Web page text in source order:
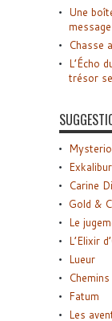
Une
Chasse
L’Écho
trésor
Exkalibur
Carine
Gold &
Le
L’Elixir
Lueur
Fatum
Les